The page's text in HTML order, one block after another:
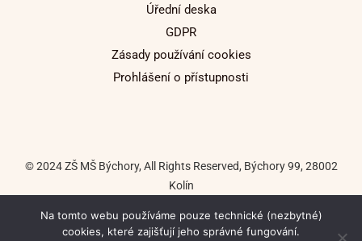
Úřední deska
GDPR
Zásady používání cookies
Prohlášení o přístupnosti
© 2024 ZŠ MŠ Býchory, All Rights Reserved, Býchory 99, 28002
Kolín
Tvorba internetových stránek: Tomáš Macháč
Na tomto webu používáme pouze technické (nezbytné)
cookies, které zajišťují jeho správné fungování.